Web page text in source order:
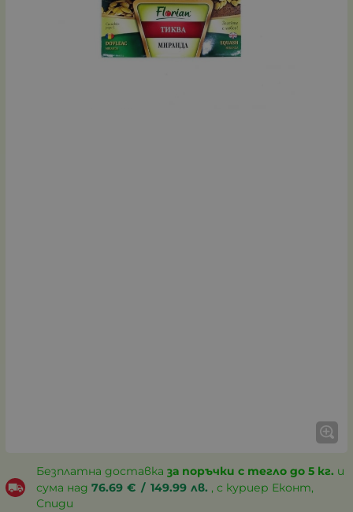
Безплатна доставка за поръчки с тегло до 5 кг. и
сума над 76.69 € / 149.99 лв. , с куриер Еконт,
Спиди